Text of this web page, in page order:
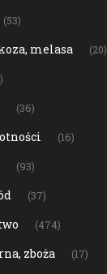
(53)
melasa (20)
(36)
(16)
(93)
(37)
(474)
zboża (17)